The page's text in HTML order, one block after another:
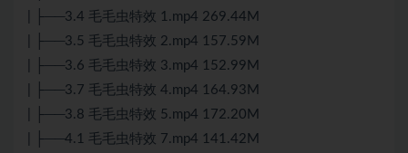
| ├──3.4 毛毛虫特效 1.mp4 269.44M
| ├──3.5 毛毛虫特效 2.mp4 157.59M
| ├──3.6 毛毛虫特效 3.mp4 152.99M
| ├──3.7 毛毛虫特效 4.mp4 164.93M
| ├──3.8 毛毛虫特效 5.mp4 172.20M
| ├──4.1 毛毛虫特效 7.mp4 141.42M